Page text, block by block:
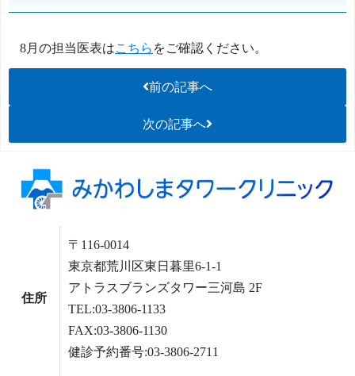
8月の担当医表はこちら をご確認ください。
前の記事へ
次の記事へ
住所
〒116-0014
東京都荒川区東日暮里6-1-1
アトラスブランズタワー三河島 2F
TEL:03-3806-1133
FAX:03-3806-1130
健診予約番号:03-3806-2711